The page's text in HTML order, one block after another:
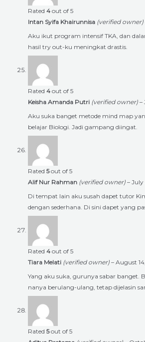
Rated 4 out of 5
Intan Syifa Khairunnisa (verified owner)
Aku ikut program intensif TKA, dan
hasil try out-ku meningkat drastis.
Rated 4 out of 5
Keisha Amanda Putri (verified owner) –
Aku suka banget metode mind map
belajar Biologi. Jadi gampang diingat.
Rated 5out of 5
Alif Nur Rahman (verified owner) – July
Di tempat lain aku susah dapet tutor
dengan sederhana. Di sini dapet yang
Rated 4 out of 5
Tiara Melati (verified owner) – August
Yang aku suka, gurunya sabar banget.
nanya berulang-ulang, tetap dijelasin
Rated 5out of 5